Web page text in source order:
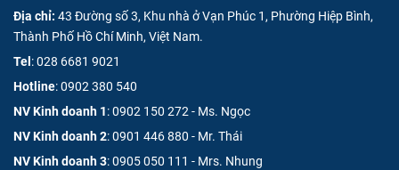
Địa chỉ: 43 Đường số 3, Khu nhà ở Vạn Phúc 1, Phường Hiệp Bình,
Thành Phố Hồ Chí Minh, Việt Nam.
Tel :028 6681 9021
Hotline:0902 380 540
NV Kinh doanh 1:0902 150 272 - Ms. Ngọc
NV Kinh doanh 2:0901 446 880 - Mr. Thái
NV Kinh doanh 3:0905 050 111 - Mrs. Nhung